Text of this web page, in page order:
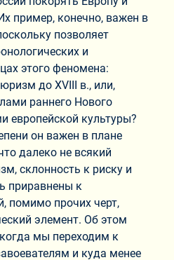
пример, конечно, важен в
позволяет
и
этого феномена:
до XVIII в., или,
раннего Нового
европейской культуры?
он важен в плане
далеко не всякий
склонность к риску и
приравнены к
помимо прочих черт,
элемент. Об этом
мы переходим к
и куда менее